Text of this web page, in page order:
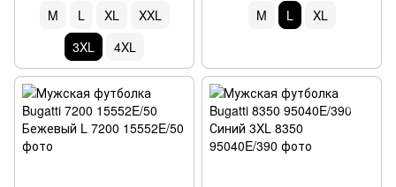
M L XL
XXL
3XL
4XL
M L XL